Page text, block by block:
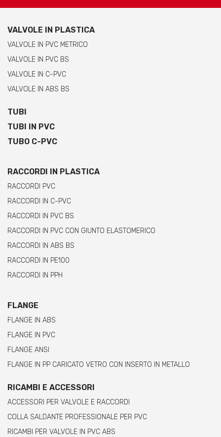
VALVOLE IN PLASTICA
VALVOLE IN PVC METRICO
VALVOLE IN PVC BS
VALVOLE IN C-PVC
VALVOLE IN ABS BS
TUBI
TUBI IN PVC
TUBO C-PVC
RACCORDI IN PLASTICA
RACCORDI PVC
RACCORDI IN C-PVC
RACCORDI IN PVC BS
RACCORDI IN PVC CON GIUNTO ELASTOMERICO
RACCORDI IN ABS BS
RACCORDI IN PE100
RACCORDI IN PPH
FLANGE
FLANGE IN ABS
FLANGE IN PVC
FLANGE ANSI
FLANGE IN PP CARICATO VETRO CON INSERTO IN METALLO
RICAMBI E ACCESSORI
ACCESSORI PER VALVOLE E RACCORDI
COLLA SALDANTE PROFESSIONALE PER PVC
RICAMBI PER VALVOLE IN PVC ABS